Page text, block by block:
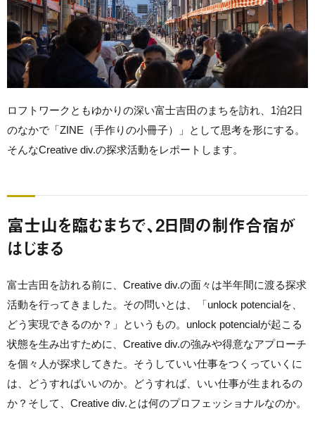
ロフトワークともゆかりの深い富士吉田のまちを訪れ、1泊2日
のなかで「ZINE（手作りの小冊子）」として思考を形にする。
そんなCreative div.の探求活動をレポートします。
富士山を臨むまちで、2日間の制作合宿が
はじまる
富士吉田を訪れる前に、Creative div.の面々は半年間に渡る探求
活動を行ってきました。その問いとは、「unlock potencialを、
どう実現できるのか？」というもの。unlock potencialが起こる
状態を生み出すために、Creative div.の強みや得意なアプローチ
を個々人が探求してきた。そうしていい仕事をつくっていくに
は、どうすればいいのか。どうすれば、いい仕事が生まれるの
か？そして、Creative div.とは何のプロフェッショナルなのか。